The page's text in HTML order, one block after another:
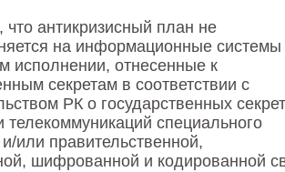
что антикризисный план не
на информационные системы
исполнении, отнесенные к
секретам в соответствии с
РК о государственных
телекоммуникаций специального
или правительственной,
шифрованной и кодированной